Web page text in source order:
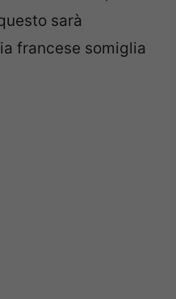
sarà
francese somiglia